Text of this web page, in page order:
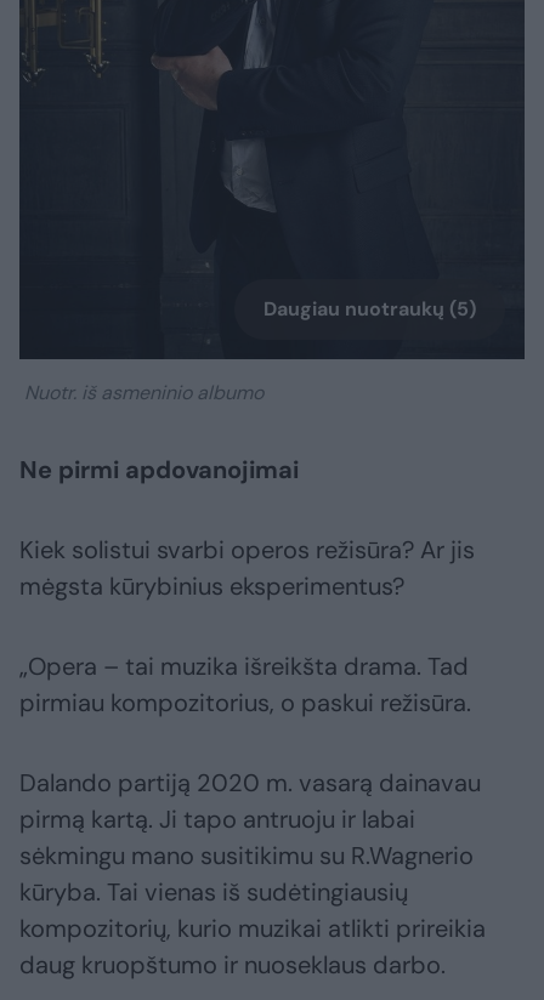
Daugiau nuotraukų (5)
Nuotr. iš asmeninio albumo
Ne pirmi apdovanojimai
Kiek solistui svarbi operos režisūra? Ar jis
mėgsta kūrybinius eksperimentus?
„Opera – tai muzika išreikšta drama. Tad
pirmiau kompozitorius, o paskui režisūra.
Dalando partiją 2020 m. vasarą dainavau
pirmą kartą. Ji tapo antruoju ir labai
sėkmingu mano susitikimu su R.Wagnerio
kūryba. Tai vienas iš sudėtingiausių
kompozitorių, kurio muzikai atlikti prireikia
daug kruopštumo ir nuoseklaus darbo.